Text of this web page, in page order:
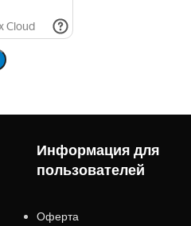
Информация для
пользователей
Оферта